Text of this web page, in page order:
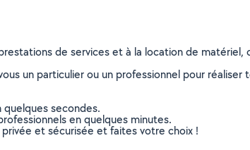
de services et à la location de
un particulier ou un professionnel pour
secondes.
en quelques minutes.
et sécurisée et faites votre choix !